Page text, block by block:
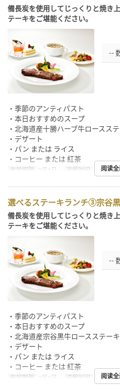
備長炭を使用してじっくりと焼き
テーキをご堪能ください。
・季節のアンティパスト
・本日おすすめのスープ
・北海道産十勝ハーブ牛ロースステ
・デザート
・パン または ライス
・コーヒー または 紅茶
有效期限 3月1日 ~ 进餐时间 午餐 最
阅读
選べるステーキランチ③宗谷
備長炭を使用してじっくりと焼き
テーキをご堪能ください。
・季節のアンティパスト
・本日おすすめのスープ
・北海道産宗谷黒牛ロースステーキ
・デザート
・パン または ライス
・コーヒー または 紅茶
有效期限 3月1日 ~ 进餐时间 午餐 最
阅读